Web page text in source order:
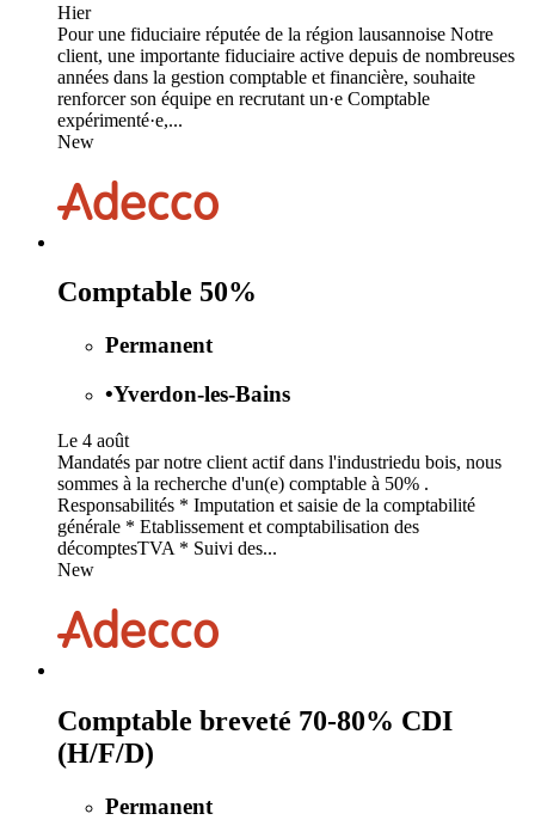
Hier
Pour une fiduciaire réputée de la région lausannoise Notre
client, une importante fiduciaire active depuis de nombreuses
années dans la gestion comptable et financière, souhaite
renforcer son équipe en recrutant un·e Comptable
expérimenté·e,...
New
Comptable 50%
Permanent
•Yverdon-les-Bains
Le 4 août
Mandatés par notre client actif dans l'industriedu bois, nous
sommes à la recherche d'un(e) comptable à 50% .
Responsabilités * Imputation et saisie de la comptabilité
générale * Etablissement et comptabilisation des
décomptesTVA * Suivi des...
New
Comptable breveté 70-80% CDI
(H/F/D)
Permanent